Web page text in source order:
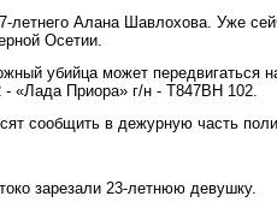
летнего Алана Шавлохова. Уже
Осетии.
убийца может передвигаться
«Лада Приора» г/н - Т847ВН 102.
сообщить в дежурную часть
зарезали 23-летнюю девушку.